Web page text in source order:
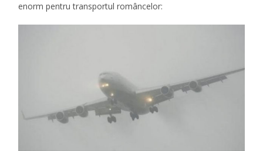
enorm pentru transportul româncelor: